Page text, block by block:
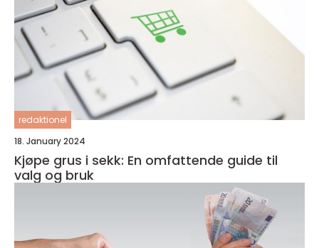
redaktionel
18. January 2024
Kjøpe grus i sekk: En omfattende guide til
valg og bruk